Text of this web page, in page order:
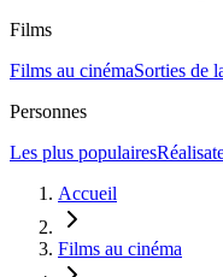
Films
Films au cinémaSorties de
Personnes
Les plus populaires
Accueil
Films au cinéma